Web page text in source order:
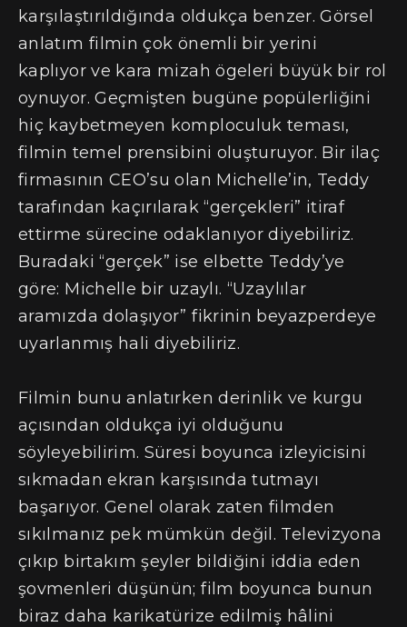
karşılaştırıldığında oldukça benzer. Görsel
anlatım filmin çok önemli bir yerini
kaplıyor ve kara mizah ögeleri büyük bir rol
oynuyor. Geçmişten bugüne popülerliğini
hiç kaybetmeyen komploculuk teması,
filmin temel prensibini oluşturuyor. Bir ilaç
firmasının CEO’su olan Michelle’in, Teddy
tarafından kaçırılarak “gerçekleri” itiraf
ettirme sürecine odaklanıyor diyebiliriz.
Buradaki “gerçek” ise elbette Teddy’ye
göre: Michelle bir uzaylı. “Uzaylılar
aramızda dolaşıyor” fikrinin beyazperdeye
uyarlanmış hali diyebiliriz.
Filmin bunu anlatırken derinlik ve kurgu
açısından oldukça iyi olduğunu
söyleyebilirim. Süresi boyunca izleyicisini
sıkmadan ekran karşısında tutmayı
başarıyor. Genel olarak zaten filmden
sıkılmanız pek mümkün değil. Televizyona
çıkıp birtakım şeyler bildiğini iddia eden
şovmenleri düşünün; film boyunca bunun
biraz daha karikatürize edilmiş hâlini